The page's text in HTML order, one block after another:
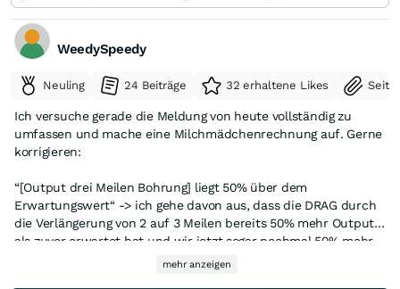
WeedySpeedy
Neuling 24 Beiträge 32 erhaltene Likes Seit
Ich versuche gerade die Meldung von heute vollständig zu
umfassen und mache eine Milchmädchenrechnung auf. Gerne
korrigieren:
“[Output drei Meilen Bohrung] liegt 50% über dem
Erwartungswert“ -> ich gehe davon aus, dass die DRAG durch
die Verlängerung von 2 auf 3 Meilen bereits 50% mehr Output
als zuvor erwartet hat und wir jetzt sogar nochmal 50% mehr
sehen —> 150%*150%=225% Output
Laut Gemini hat kostet eine 3-Meilen-Bohrung nur 40% mehr
mehr anzeigen